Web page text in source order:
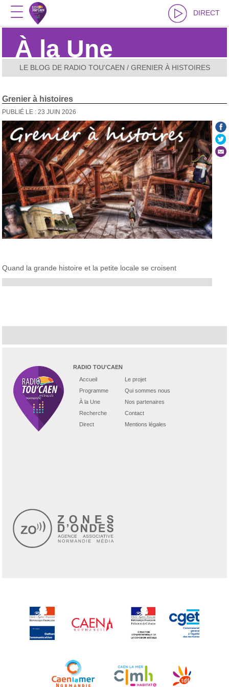
DIRECT
À la Une
LE BLOG DE RADIO TOU'CAEN / GRENIER À HISTOIRES
Grenier à histoires
PUBLIÉ LE : 23 JUIN 2026
Quand la grande histoire et la petite locale se croisent
RADIO TOU'CAEN
Accueil
Programme
À la Une
Recherche
Direct
Le projet
Qui sommes nous
Nos partenaires
Contact
Mentions légales